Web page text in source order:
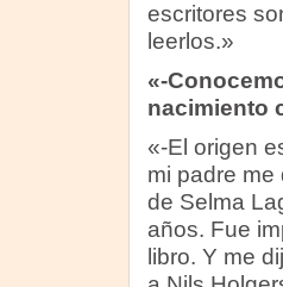
escritores
leerlos.»
«-
nacimiento
«-El origen
mi padre me
de Selma
años. Fue
libro. Y me